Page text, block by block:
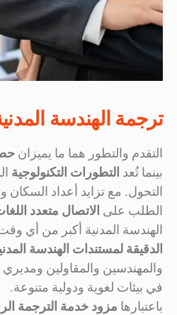
ترجمة الهندسة
التقدم والتطور هما ما يميزان
بينما تُعد التطورات التكنولوجية
التحول. مع تزايد أعداد السكان
الطلب على الاتصال متعدد
الهندسة المدنية أكبر من أي
الدقيقة لمستندات الهندسة
والمهندسين والمقاولين
في بيئات لغوية ودولية متنوعة.
باعتبارها مزود خدمة الترجمة